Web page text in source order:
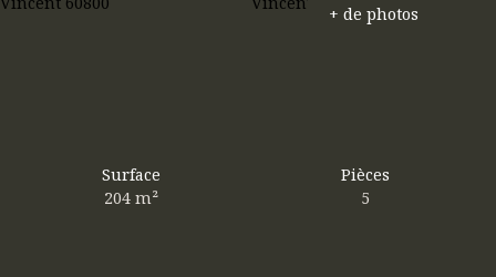
+ de photos
Surface
204 m²
Pièces
5